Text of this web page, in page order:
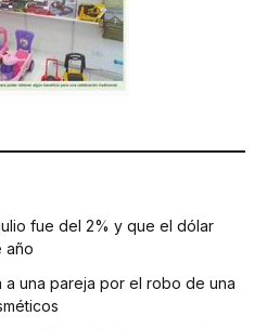
fue del 2% y que el dólar
año
una pareja por el robo de una